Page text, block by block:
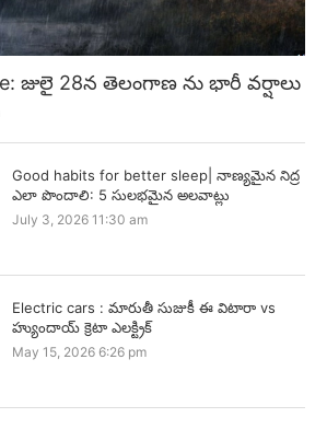
జులై 28న తెలంగాణ ను భారీ వర్షాలు
Good habits for better sleep| నాణ్యమైన నిద్ర
ఎలా పొందాలి: 5 సులభమైన అలవాట్లు
July 3, 2026 11:30 am
Electric cars : మారుతీ సుజుకీ ఈ విటారా vs
హ్యుందాయ్ క్రెటా ఎలక్ట్రిక్
May 15, 2026 6:26 pm